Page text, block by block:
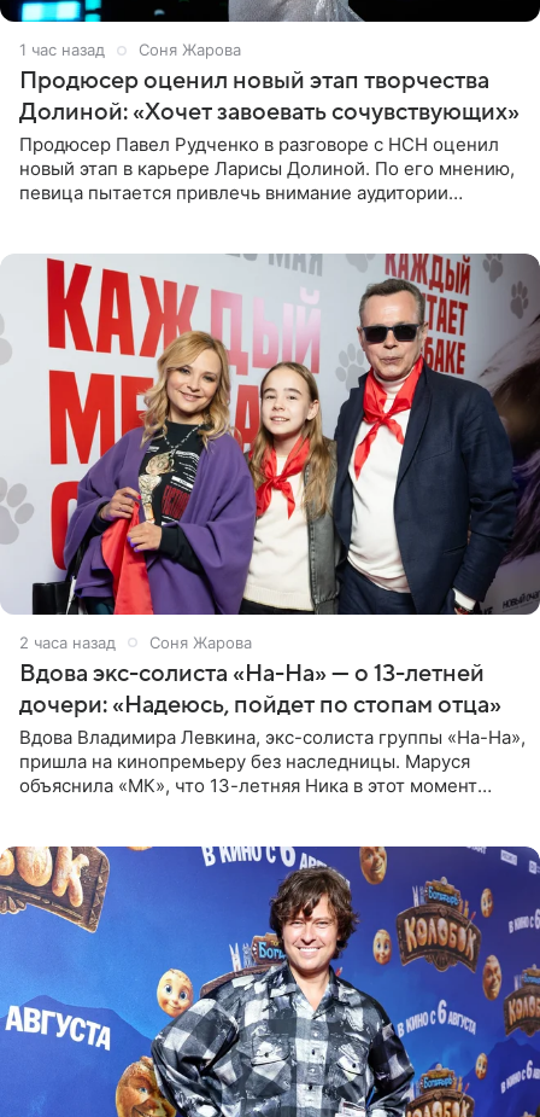
1 час назад Соня Жарова
Продюсер оценил новый этап творчества
Долиной: «Хочет завоевать сочувствующих»
Продюсер Павел Рудченко в разговоре с НСН оценил
новый этап в карьере Ларисы Долиной. По его мнению,
певица пытается привлечь внимание аудитории
2 часа назад Соня Жарова
Вдова экс-солиста «На-На» — о 13-летней
дочери: «Надеюсь, пойдет по стопам отца»
Вдова Владимира Левкина, экс-солиста группы «На-На»,
пришла на кинопремьеру без наследницы. Маруся
объяснила «МК», что 13-летняя Ника в этот момент